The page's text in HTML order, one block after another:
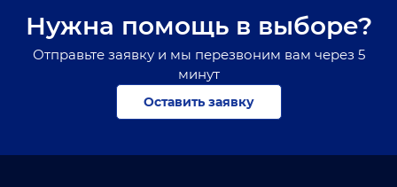
Нужна помощь в выборе?
Отправьте заявку и мы перезвоним вам через 5
минут
Оставить заявку